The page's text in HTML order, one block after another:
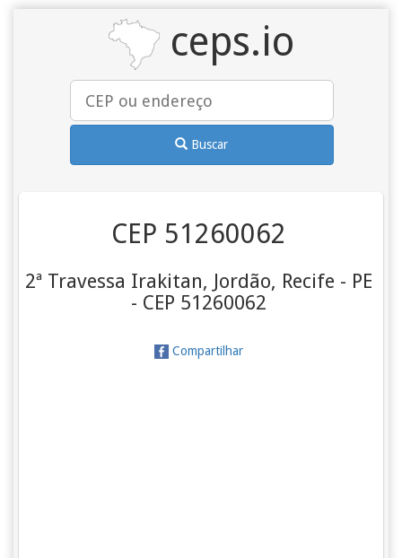
ceps.io
Buscar
CEP 51260062
2ª Travessa Irakitan, Jordão, Recife - PE
- CEP 51260062
Compartilhar